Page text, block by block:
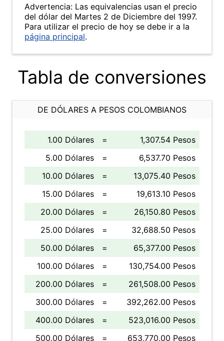
Advertencia: Las equivalencias usan el precio
del dólar del Martes 2 de Diciembre del 1997.
Para utilizar el precio de hoy se debe ir a la
página principal.
Tabla de conversiones
DE DÓLARES A PESOS COLOMBIANOS
1.00 Dólares =
1,307.54 Pesos
5.00 Dólares
=
6,537.70 Pesos
10.00 Dólares
=
13,075.40 Pesos
15.00 Dólares
=
19,613.10 Pesos
20.00 Dólares
=
26,150.80 Pesos
25.00 Dólares
=
32,688.50 Pesos
50.00 Dólares
=
65,377.00 Pesos
100.00 Dólares
=
130,754.00 Pesos
200.00 Dólares
=
261,508.00 Pesos
300.00 Dólares
=
392,262.00 Pesos
400.00 Dólares
=
523,016.00 Pesos
500.00 Dólares
=
653,770.00 Pesos